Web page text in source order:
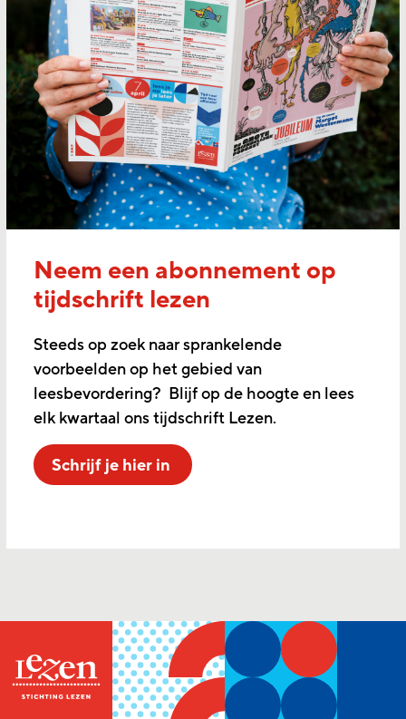
Neem een abonnement op
tijdschrift lezen
Steeds op zoek naar sprankelende
voorbeelden op het gebied van
leesbevordering? Blijf op de hoogte en lees
elk kwartaal ons tijdschrift Lezen.
Schrijf je hier in